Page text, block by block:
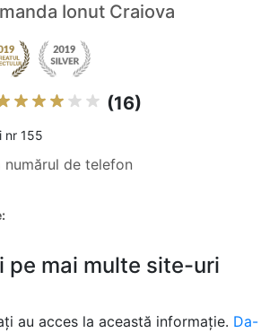
Ionut Craiova
(16)
nr 155
numărul de telefon
pe mai multe site-uri
au acces la această informație. Da-